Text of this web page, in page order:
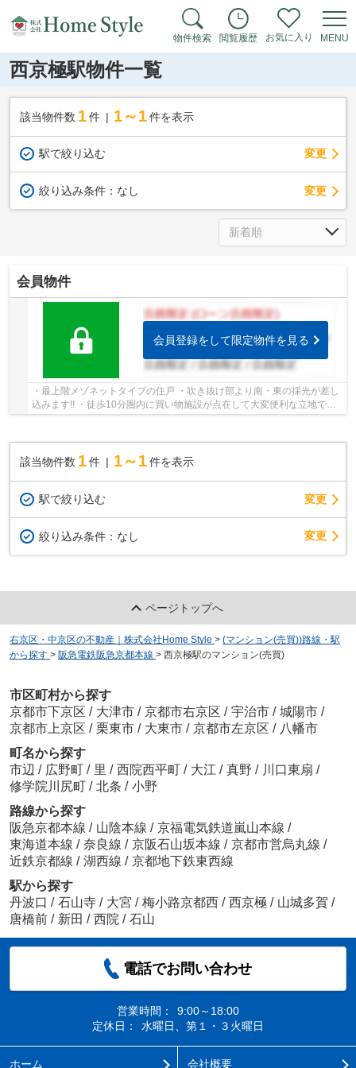
物件検索 閲覧履歴 お気に入り MENU
西京極駅物件一覧
該当物件数 1件 1～1 件を表示
駅で絞り込む 変更
絞り込み条件： なし 変更
会員物件
会員登録をして限定物件を見る
・最上階メゾネットタイプの住戸 ・吹き抜け部より南・東の採光が差し
込みます!! ・徒歩10分圏内に買い物施設が点在して大変便利な立地です
・毎日のお買い物に便利なライフ 梅津店ま...
該当物件数 1件 1～1 件を表示
駅で絞り込む 変更
絞り込み条件： なし 変更
ページトップへ
右京区・中京区の不動産｜株式会社Home Style > (マンション(売買))路線・駅
から探す > 阪急電鉄阪急京都本線 > 西京極駅のマンション(売買)
市区町村から探す
京都市下京区 / 大津市 / 京都市右京区 / 宇治市 / 城陽市 /
京都市上京区 / 栗東市 / 大東市 / 京都市左京区 / 八幡市
町名から探す
市辺 / 広野町 / 里 / 西院西平町 / 大江 / 真野 / 川口東扇 /
修学院川尻町 / 北条 / 小野
路線から探す
阪急京都本線 / 山陰本線 / 京福電気鉄道嵐山本線 /
東海道本線 / 奈良線 / 京阪石山坂本線 / 京都市営烏丸線 /
近鉄京都線 / 湖西線 / 京都地下鉄東西線
駅から探す
丹波口 / 石山寺 / 大宮 / 梅小路京都西 / 西京極 / 山城多賀 /
唐橋前 / 新田 / 西院 / 石山
電話でお問い合わせ
営業時間：
9:00～18:00
定休日：
水曜日、第１・３火曜日
ホーム 会社概要